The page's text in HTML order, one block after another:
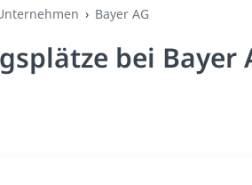
Bayer AG
bei Bayer